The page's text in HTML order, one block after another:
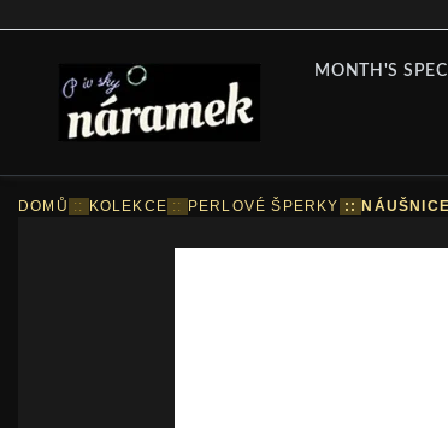
MONTH'S
DOMŮ :: KOLEKCE :: PERLOVÉ ŠPERKY ::